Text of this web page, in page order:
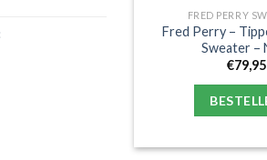
FRED PERRY
Fred Perry –
Sweater –
€79,95